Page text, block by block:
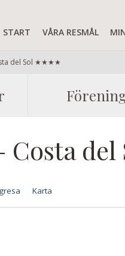
START VÅRA RESMÅL
del Sol ★★★★
- Costa
Karta